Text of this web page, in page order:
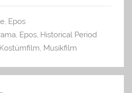
, Epos
Epos, Historical Period
Kostümfilm Musikfilm